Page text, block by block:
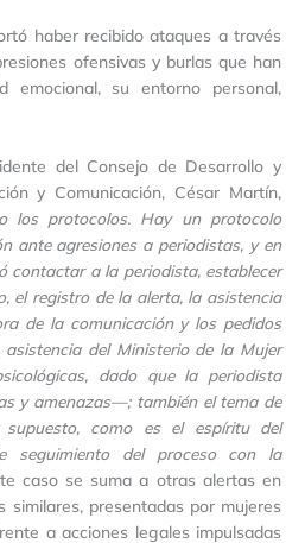
haber recibido ataques a través
ofensivas y burlas que han
emocional, su entorno personal,
del Consejo de Desarrollo y
y Comunicación, César Martín,
los protocolos. Hay un protocolo
ante agresiones a periodistas, y en
contactar a la periodista, establecer
el registro de la alerta, la asistencia
de la comunicación y los pedidos
del Ministerio de la Mujer
dado que la periodista
y amenazas—; también el tema de
como es el espíritu del
seguimiento del proceso con la
caso se suma a otras alertas en
similares, presentadas por mujeres
a acciones legales impulsadas